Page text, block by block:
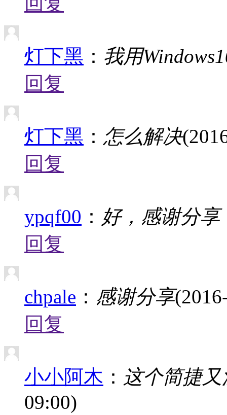
灯下黑 ： 我用
回复
灯下黑 ： 怎么解决
回复
ypqf00 ： 好，感谢分享
回复
chpale ： 感谢分享
回复
小小阿木 ： 这个简捷
09:00)